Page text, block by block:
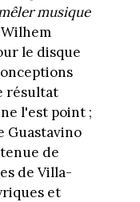
musique
le disque
résultat
l'est point ;
Guastavino
de
de Villa-
et